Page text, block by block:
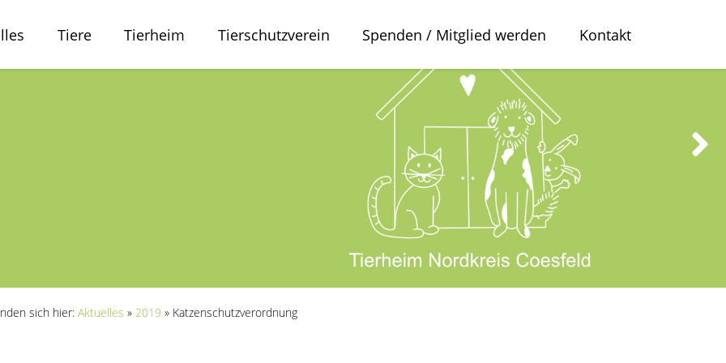
Tiere Tierheim Tierschutzverein Spenden / Mitglied werden Kontakt
sich hier: Aktuelles » 2019 » Katzenschutzverordnung